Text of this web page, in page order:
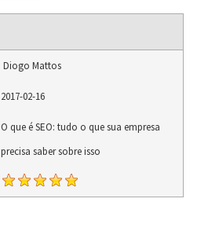
Diogo Mattos
2017-02-16
O que é SEO: tudo o que sua empresa
precisa saber sobre isso